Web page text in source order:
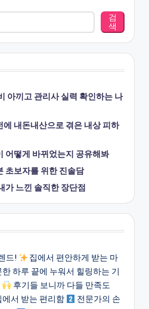
검
색
아끼고 관리사 실력 확인하는 나
내돈내산으로 겪은 내상 피하
어떻게 바뀌었는지 공유해봐
초보자를 위한 진솔담
가 느낀 솔직한 장단점
드!
집에서 편안하게 받는 마
하루 끝에 누워서 힐링하는 기
후기들 보니까 다들 만족도
에서 받는 편리함
전문가의 손